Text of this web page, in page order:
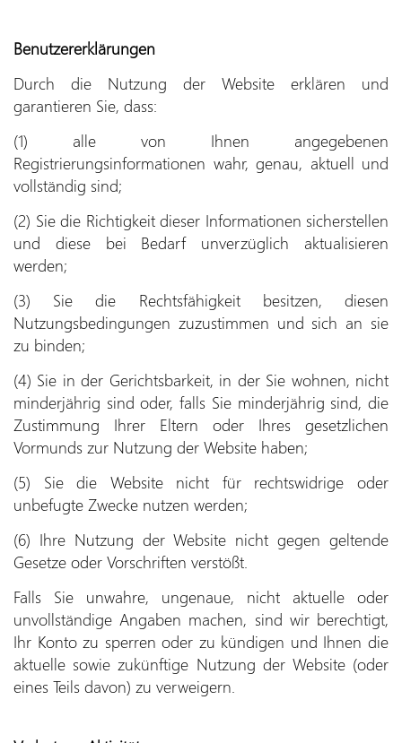
Benutzererklärungen
Durch die Nutzung der Website erklären und
garantieren Sie, dass:
(1) alle von Ihnen angegebenen
Registrierungsinformationen wahr, genau, aktuell und
vollständig sind;
(2) Sie die Richtigkeit dieser Informationen sicherstellen
und diese bei Bedarf unverzüglich aktualisieren
werden;
(3) Sie die Rechtsfähigkeit besitzen, diesen
Nutzungsbedingungen zuzustimmen und sich an sie
zu binden;
(4) Sie in der Gerichtsbarkeit, in der Sie wohnen, nicht
minderjährig sind oder, falls Sie minderjährig sind, die
Zustimmung Ihrer Eltern oder Ihres gesetzlichen
Vormunds zur Nutzung der Website haben;
(5) Sie die Website nicht für rechtswidrige oder
unbefugte Zwecke nutzen werden;
(6) Ihre Nutzung der Website nicht gegen geltende
Gesetze oder Vorschriften verstößt.
Falls Sie unwahre, ungenaue, nicht aktuelle oder
unvollständige Angaben machen, sind wir berechtigt,
Ihr Konto zu sperren oder zu kündigen und Ihnen die
aktuelle sowie zukünftige Nutzung der Website (oder
eines Teils davon) zu verweigern.